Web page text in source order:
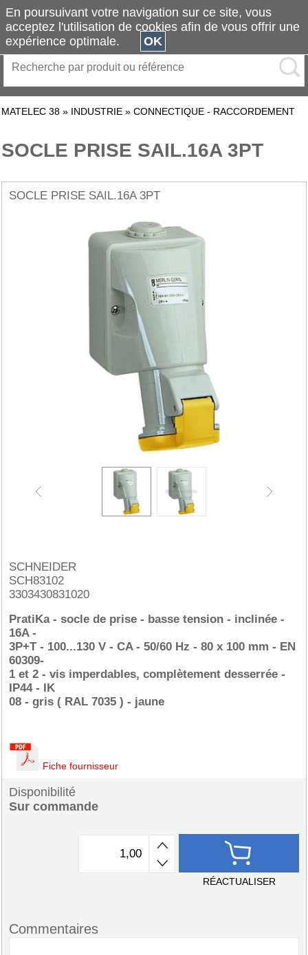
MATELEC 38 » INDUSTRIE » CONNECTIQUE - RACCORDEMENT
SOCLE PRISE SAIL.16A 3PT
SOCLE PRISE SAIL.16A 3PT
SCHNEIDER
SCH83102
3303430831020
PratiKa - socle de prise - basse tension - inclinée -
16A -
3P+T - 100...130 V - CA - 50/60 Hz - 80 x 100 mm - EN
60309-
1 et 2 - vis imperdables, complètement desserrée -
IP44 - IK
08 - gris ( RAL 7035 ) - jaune
Fiche fournisseur
Disponibilité
Sur commande
RÉACTUALISER
Commentaires
En poursuivant votre navigation sur ce site, vous
acceptez l'utilisation de cookies afin de vous offrir une
expérience optimale.
OK